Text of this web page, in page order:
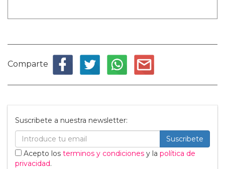
Comparte
Suscribete a nuestra newsletter:
Suscribete
Acepto los terminos y condiciones y la política de
privacidad.